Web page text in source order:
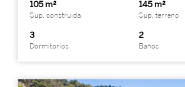
105 m²
Sup. construida
145 m²
Sup. terreno
3
Dormitorios
2
Baños